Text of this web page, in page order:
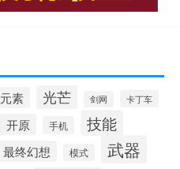
元素 光芒 剑网 卡丁车
开原 手机 技能
最终幻想 模式 武器